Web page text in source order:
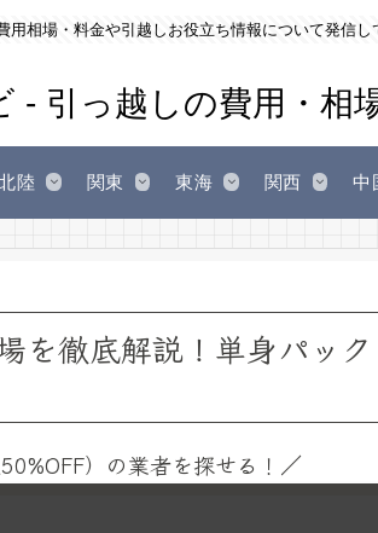
用相場・料金や引越しお役立ち情報について発信し
陸 関東 東海 関西 中
を徹底解説！単身パック
）の業者を探せる！／